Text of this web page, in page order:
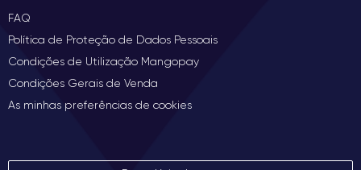
FAQ
Política de Proteção de Dados Pessoais
Condições de Utilização Mangopay
Condições Gerais de Venda
As minhas preferências de cookies